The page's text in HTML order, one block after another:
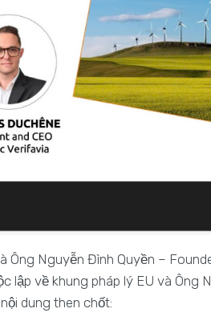
Nguyễn Đình Quyền –
lập về khung pháp lý EU và Ông
dung then chốt: